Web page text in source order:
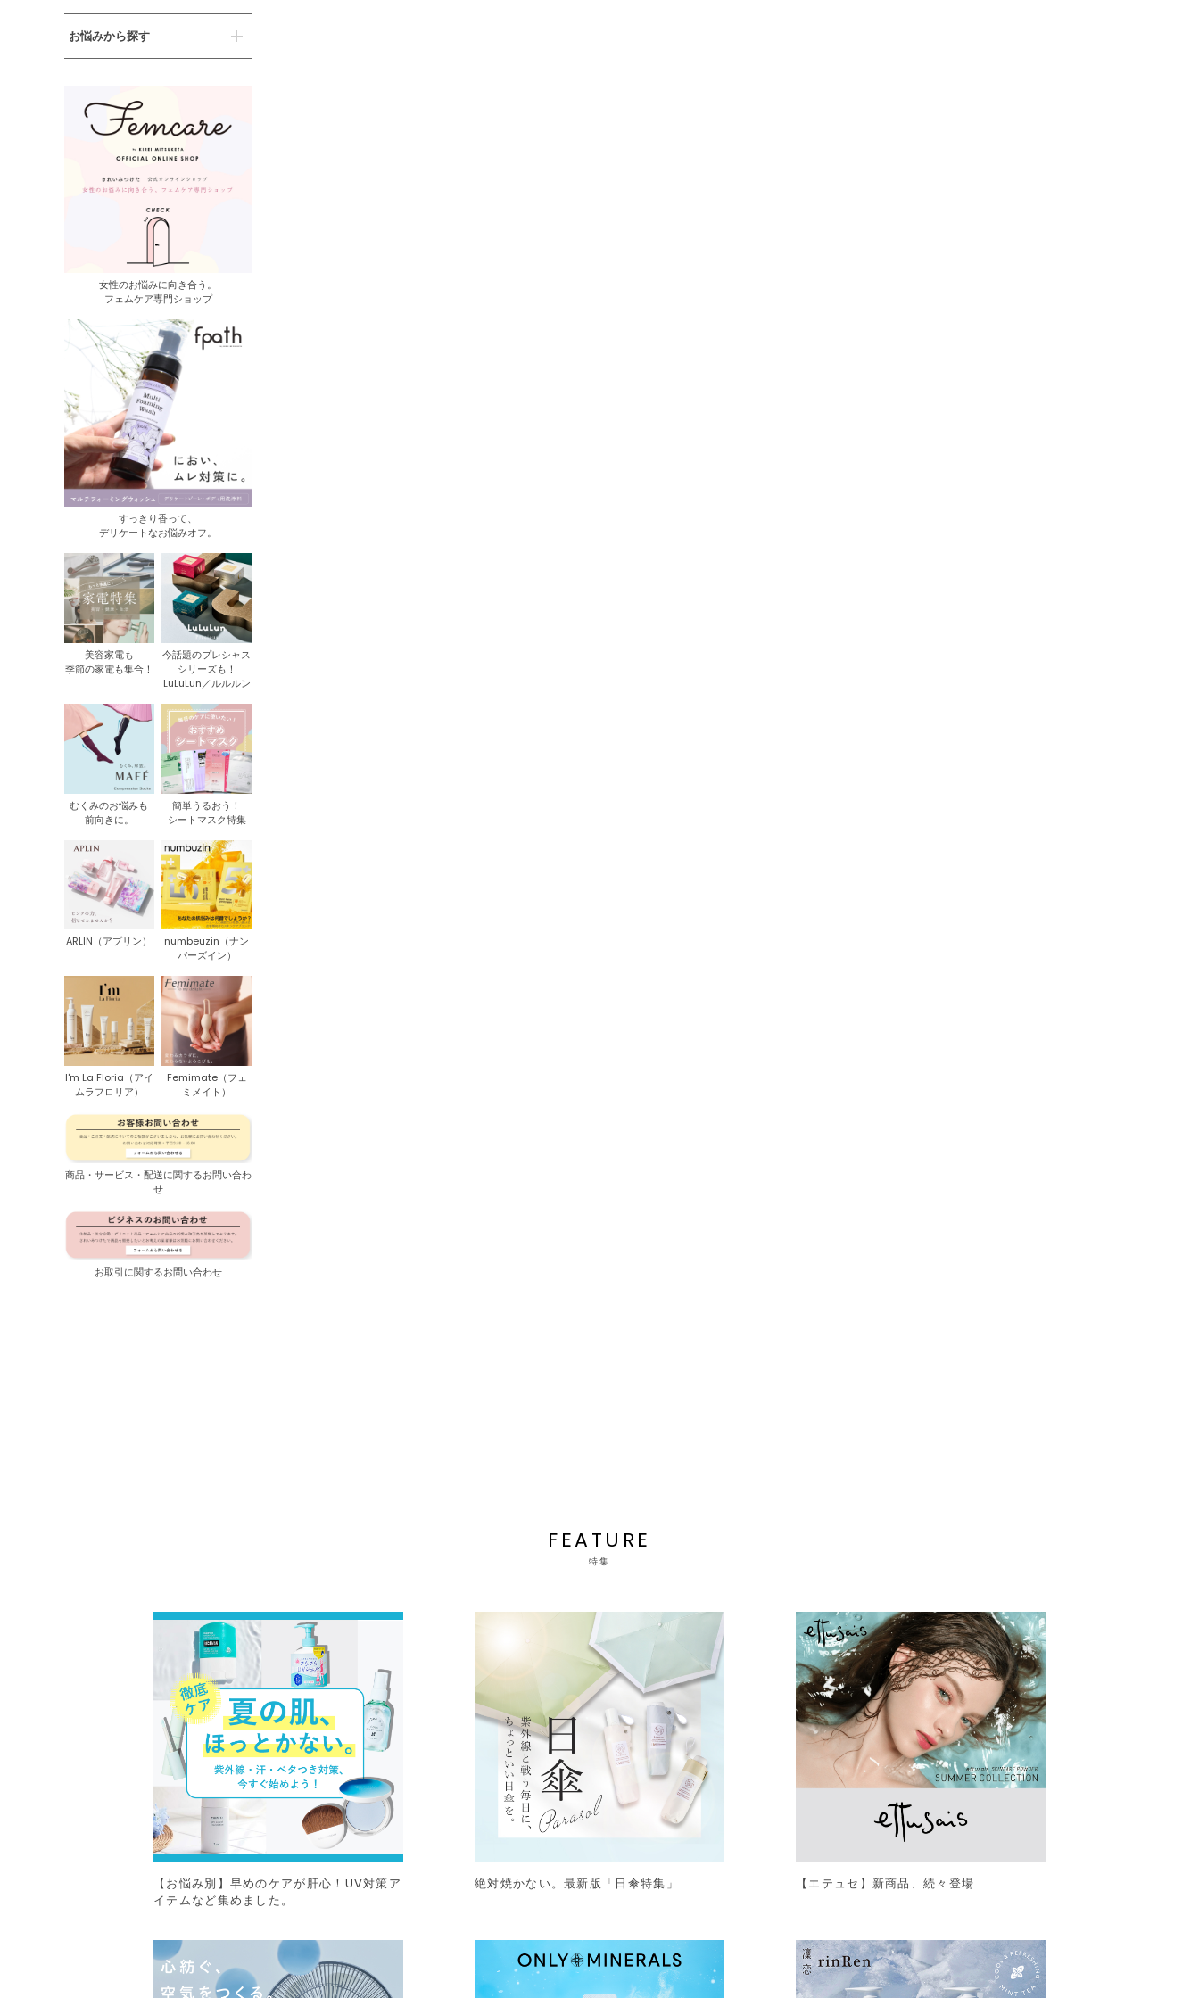
お悩みから探す
女性のお悩みに向き合う。
フェムケア専門ショップ
すっきり香って、
デリケートなお悩みオフ。
美容家電も
季節の家電も集合！
今話題のプレシャス
シリーズも！
LuLuLun／ルルルン
むくみのお悩みも
前向きに。
簡単うるおう！
シートマスク特集
ARLIN（アプリン）
numbeuzin（ナン
バーズイン）
I'm La Floria（アイ
ムラフロリア）
Femimate（フェ
ミメイト）
商品・サービス・配送に関するお問い合わ
せ
お取引に関するお問い合わせ
FEATURE
特集
【お悩み別】早めのケアが肝心！UV対策ア
イテムなど集めました。
絶対焼かない。最新版「日傘特集」 【エテュセ】新商品、続々登場